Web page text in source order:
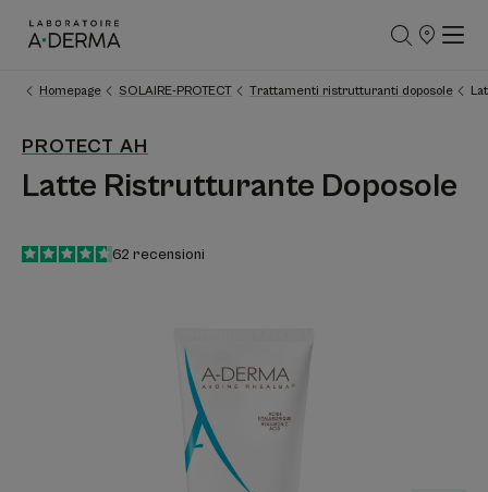
PUNTI
Homepage SOLAIRE-PROTECT Trattamenti ristrutturanti doposole
PROTECT AH
Latte Ristrutturante Doposole
4.7
/5
62 recensioni